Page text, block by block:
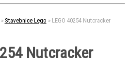
» Stavebnice Lego » LEGO 40254 Nutcracker
Nutcracker